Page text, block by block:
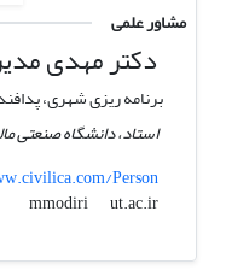
مشاور علمی
دکتر مهدی
برنامه ریزی شهری،
استاد، دانشگاه صنعتی
Person
mmodiri
ut.ac.ir